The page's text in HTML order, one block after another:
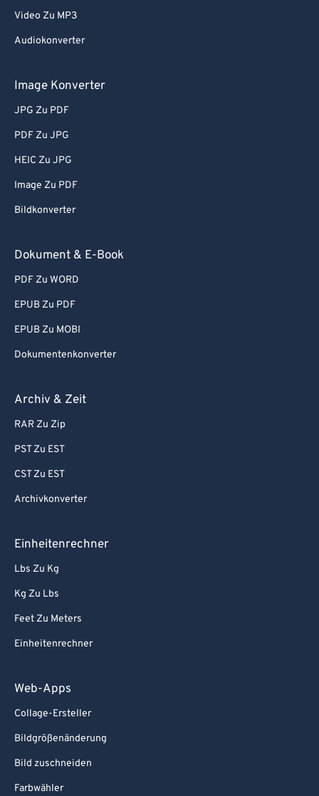
Video Zu MP3
Audiokonverter
Image Konverter
JPG Zu PDF
PDF Zu JPG
HEIC Zu JPG
Image Zu PDF
Bildkonverter
Dokument & E-Book
PDF Zu WORD
EPUB Zu PDF
EPUB Zu MOBI
Dokumentenkonverter
Archiv & Zeit
RAR Zu Zip
PST Zu EST
CST Zu EST
Archivkonverter
Einheitenrechner
Lbs Zu Kg
Kg Zu Lbs
Feet Zu Meters
Einheitenrechner
Web-Apps
Collage-Ersteller
Bildgrößenänderung
Bild zuschneiden
Farbwähler